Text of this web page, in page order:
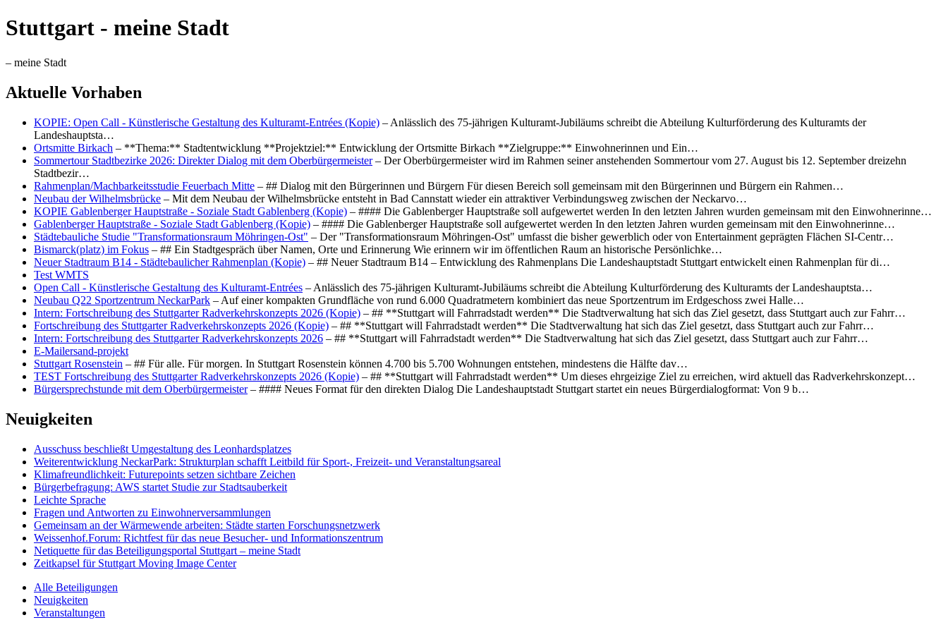
Stuttgart - meine Stadt
– meine Stadt
Aktuelle Vorhaben
KOPIE: Open Call - Künstlerische Gestaltung des Kulturamt-Entrées (Kopie) – Anlässlich des 75-jährigen Kulturamt-Jubiläums schreibt die Abteilung Kulturförderung des Kulturamts der
Landeshauptsta…
Ortsmitte Birkach – **Thema:** Stadtentwicklung **Projektziel:** Entwicklung der Ortsmitte Birkach **Zielgruppe:** Einwohnerinnen und Ein…
Sommertour Stadtbezirke 2026: Direkter Dialog mit dem Oberbürgermeister– Der Oberbürgermeister wird im Rahmen seiner anstehenden Sommertour vom 27. August bis 12. September dreizehn
Stadtbezir…
Rahmenplan/Machbarkeitsstudie Feuerbach Mitte – ## Dialog mit den Bürgerinnen und Bürgern Für diesen Bereich soll gemeinsam mit den Bürgerinnen und Bürgern ein Rahmen…
Neubau der Wilhelmsbrücke – Mit dem Neubau der Wilhelmsbrücke entsteht in Bad Cannstatt wieder ein attraktiver Verbindungsweg zwischen der Neckarvo…
KOPIE Gablenberger Hauptstraße - Soziale Stadt Gablenberg (Kopie) – #### Die Gablenberger Hauptstraße soll aufgewertet werden In den letzten Jahren wurden gemeinsam mit den Einwohnerinne…
Gablenberger Hauptstraße - Soziale Stadt Gablenberg (Kopie) – #### Die Gablenberger Hauptstraße soll aufgewertet werden In den letzten Jahren wurden gemeinsam mit den Einwohnerinne…
Städtebauliche Studie "Transformationsraum Möhringen-Ost" – Der "Transformationsraum Möhringen-Ost" umfasst die bisher gewerblich oder von Entertainment geprägten Flächen SI-Centr…
Bismarck(platz) im Fokus – ## Ein Stadtgespräch über Namen, Orte und Erinnerung Wie erinnern wir im öffentlichen Raum an historische Persönlichke…
Neuer Stadtraum B14 - Städtebaulicher Rahmenplan (Kopie) – ## Neuer Stadtraum B14 – Entwicklung des Rahmenplans Die Landeshauptstadt Stuttgart entwickelt einen Rahmenplan für di…
Test WMTS
Open Call - Künstlerische Gestaltung des Kulturamt-Entrées – Anlässlich des 75-jährigen Kulturamt-Jubiläums schreibt die Abteilung Kulturförderung des Kulturamts der Landeshauptsta…
Neubau Q22 Sportzentrum NeckarPark – Auf einer kompakten Grundfläche von rund 6.000 Quadratmetern kombiniert das neue Sportzentrum im Erdgeschoss zwei Halle…
Intern: Fortschreibung des Stuttgarter Radverkehrskonzepts 2026 (Kopie) – ## **Stuttgart will Fahrradstadt werden** Die Stadtverwaltung hat sich das Ziel gesetzt, dass Stuttgart auch zur Fahrr…
Fortschreibung des Stuttgarter Radverkehrskonzepts 2026 (Kopie) – ## **Stuttgart will Fahrradstadt werden** Die Stadtverwaltung hat sich das Ziel gesetzt, dass Stuttgart auch zur Fahrr…
Intern: Fortschreibung des Stuttgarter Radverkehrskonzepts 2026 – ## **Stuttgart will Fahrradstadt werden** Die Stadtverwaltung hat sich das Ziel gesetzt, dass Stuttgart auch zur Fahrr…
E-Mailersand-projekt
Stuttgart Rosenstein – ## Für alle. Für morgen. In Stuttgart Rosenstein können 4.700 bis 5.700 Wohnungen entstehen, mindestens die Hälfte dav…
TEST Fortschreibung des Stuttgarter Radverkehrskonzepts 2026 (Kopie) – ## **Stuttgart will Fahrradstadt werden** Um dieses ehrgeizige Ziel zu erreichen, wird aktuell das Radverkehrskonzept…
Bürgersprechstunde mit dem Oberbürgermeister– #### Neues Format für den direkten Dialog Die Landeshauptstadt Stuttgart startet ein neues Bürgerdialogformat: Von 9 b…
Neuigkeiten
Ausschuss beschließt Umgestaltung des Leonhards­platzes
Weiterentwicklung NeckarPark: Strukturplan schafft Leitbild für Sport-, Freizeit- und Veranstaltungsareal
Klimafreundlichkeit: Futurepoints setzen sichtbare Zeichen
Bürgerbefragung: AWS startet Studie zur Stadtsauberkeit
Leichte Sprache
Fragen und Antworten zu Einwohnerversammlungen
Gemeinsam an der Wärmewende arbeiten: Städte starten Forschungsnetzwerk
Weissenhof.Forum: Richtfest für das neue Besucher- und Informationszentrum
Netiquette für das Beteiligungsportal Stuttgart – meine Stadt
Zeitkapsel für Stuttgart Moving Image Center
Alle Beteiligungen
Neuigkeiten
Veranstaltungen